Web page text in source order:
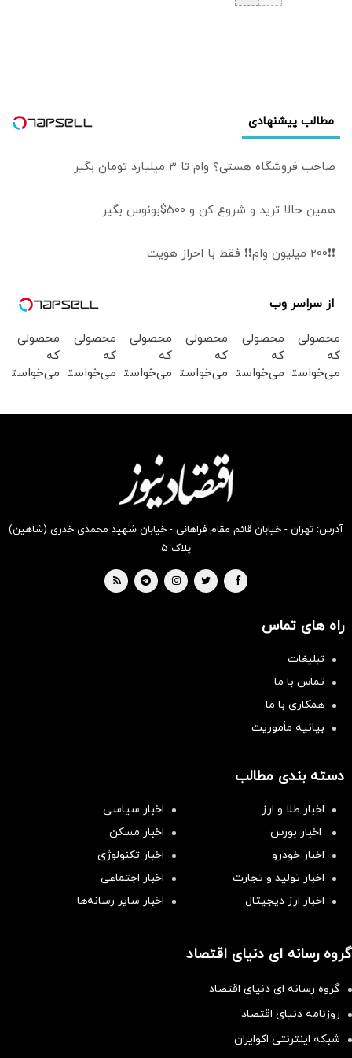
مطالب پیشنهادی
صاحب فروشگاه هستی؟ وام تا ۳ میلیارد تومان بگیر
همین حالا ترید و شروع کن و 500$بونوس بگیر
❗❗200 میلیون وام❗❗ فقط با احراز هویت
از سراسر وب
محصولی
که
می‌خواستی
محصولی
که
می‌خواستی
محصولی
که
می‌خواستی
بخر !
محصولی
که
می‌خواستی
بخر !
محصولی
که
می‌خواستی
محصولی
که
می‌خواستی
آدرس: تهران - خیابان قائم مقام فراهانی - خیابان شهید محمدی خدری (شاهین)
پلاک ۵
راه های تماس
تبلیغات
تماس با ما
همکاری با ما
بیانیه مأموریت
دسته بندی مطالب
اخبار طلا و ارز
اخبار سیاسی
اخبار بورس
اخبار مسکن
اخبار خودرو
اخبار تکنولوژی
اخبار تولید و تجارت
اخبار اجتماعی
اخبار ارز دیجیتال
اخبار سایر رسانه‌‌ها
گروه رسانه ای دنیای اقتصاد
گروه رسانه ای دنیای اقتصاد
روزنامه دنیای اقتصاد
شبکه اینترنتی اکوایران